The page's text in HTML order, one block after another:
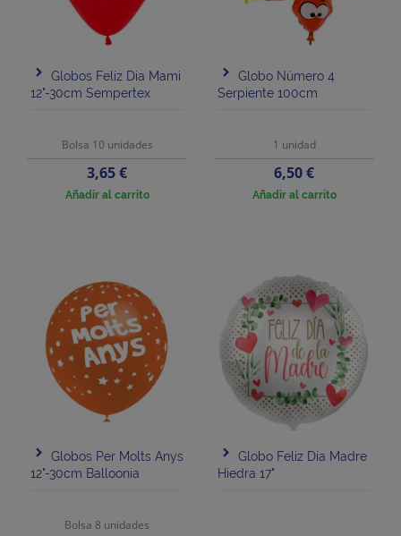
Globos Feliz Dia Mami
12"-30cm Sempertex
Bolsa 10 unidades
Precio
3,65 €
Añadir al carrito
Globo Número 4
Serpiente 100cm
1 unidad
Precio
6,50 €
Añadir al carrito
Globos Per Molts Anys
12"-30cm Balloonia
Bolsa 8 unidades
Globo Feliz Día Madre
Hiedra 17"